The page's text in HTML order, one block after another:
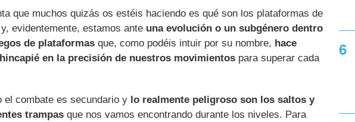
que muchos quizás os estéis haciendo es qué son los plataformas de
evidentemente, estamos ante una evolución o un subgénero dentro
de plataformas que, como podéis intuir por su nombre, hace
en la precisión de nuestros movimientos para superar cada
el combate es secundario y lo realmente peligroso son los saltos y
trampas que nos vamos encontrando durante los niveles. Para